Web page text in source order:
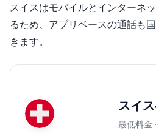
スイスはモバイルとインターネ
るため、アプリベースの通話も
きます。
スイ
最低料金